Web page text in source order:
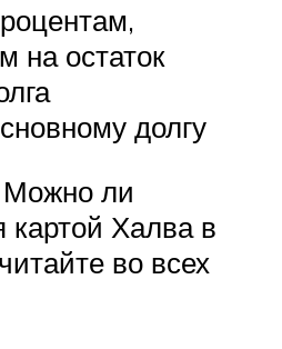
на остаток
долгу
Можно ли
картой Халва в
во всех